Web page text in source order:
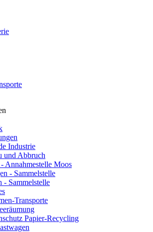
Industrie
und Abbruch
Annahmestelle Moos
- Sammelstelle
- Sammelstelle
Transporte
Papier-Recycling